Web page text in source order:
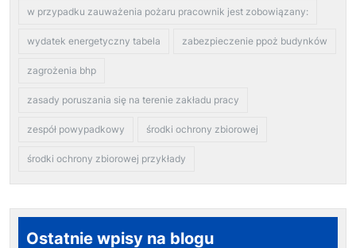
w przypadku zauważenia pożaru pracownik jest zobowiązany:
wydatek energetyczny tabela zabezpieczenie ppoż budynków
zagrożenia bhp
zasady poruszania się na terenie zakładu pracy
zespół powypadkowy środki ochrony zbiorowej
środki ochrony zbiorowej przykłady
Ostatnie wpisy na blogu